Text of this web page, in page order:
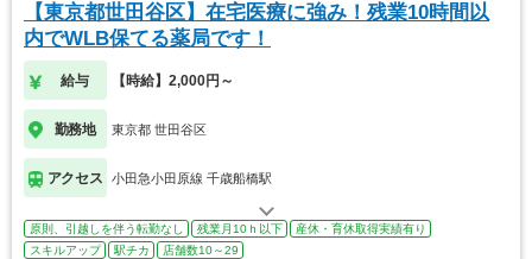
【東京都世田谷区】在宅医療に強み！残業10時間以
内でWLB保てる薬局です！
給与 【時給】2,000円～
勤務地 東京都 世田谷区
アクセス 小田急小田原線 千歳船橋駅
原則、引越しを伴う転勤なし 残業月10ｈ以下
産休・育休取得実績有り
スキルアップ
駅チカ 店舗数10～29